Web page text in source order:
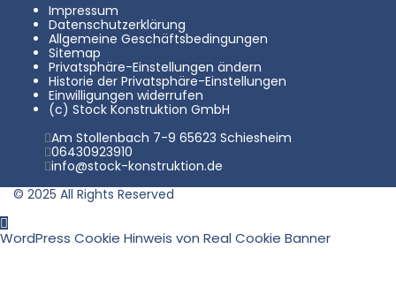
Impressum
Datenschutzerklärung
Allgemeine Geschäftsbedingungen
Sitemap
Privatsphäre-Einstellungen ändern
Historie der Privatsphäre-Einstellungen
Einwilligungen widerrufen
(c) Stock Konstruktion GmbH
Am Stollenbach 7-9 65623 Schiesheim
06430923910
info@stock-konstruktion.de
© 2025 All Rights Reserved
WordPress Cookie Hinweis von Real Cookie Banner